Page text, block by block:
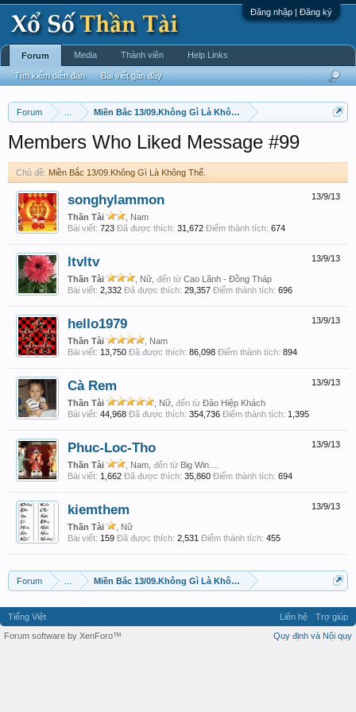
Đăng nhập | Đăng ký
Forum Miền Bắc 13/09.Không Gì Là Không Thể.
Members Who Liked Message #99
Chủ đề: Miền Bắc 13/09.Không Gì Là Không Thể.
13/9/13
songhylammon
Thần Tài
, Nam
Bài viết: 723 Đã được thích: 31,672 Điểm thành tích: 674
13/9/13
ltvltv
Thần Tài , Nữ, đến từ Cao Lãnh - Đồng Tháp
Bài viết: 2,332 Đã được thích: 29,357 Điểm thành tích: 696
13/9/13
hello1979
Thần Tài
, Nam
Bài viết: 13,750 Đã được thích: 86,098 Điểm thành tích: 894
13/9/13
Cà Rem
Thần Tài , Nữ, đến từ Đảo Hiệp Khách
Bài viết: 44,968 Đã được thích: 354,736 Điểm thành tích: 1,395
13/9/13
Phuc-Loc-Tho
Thần Tài , Nam, đến từ Big Win....
Bài viết: 1,662 Đã được thích: 35,860 Điểm thành tích: 694
13/9/13
kiemthem
Thần Tài
, Nữ
Bài viết: 159 Đã được thích: 2,531 Điểm thành tích: 455
Forum Miền Bắc 13/09.Không Gì Là Không Thể.
Forum
Tìm kiếm diễn đàn Bài viết gần đây
Media Thành viên Help Links
Tiếng Việt Liên hệ
Trợ giúp
Quy định và Nội quy
Forum software by XenForo™